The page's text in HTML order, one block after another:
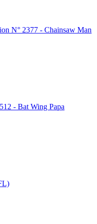
N° 2377 - Chainsaw Man
- Bat Wing Papa